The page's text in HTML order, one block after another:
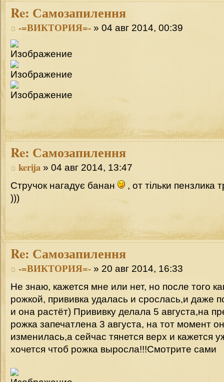
Re: Самозапилення
-=ВИКТОРИЯ=- » 04 авг 2014, 00:39
Re: Самозапилення
kerija » 04 авг 2014, 13:47
Стручок нагадує банан
, от тільки пензлика
)))
Re: Самозапилення
-=ВИКТОРИЯ=- » 20 авг 2014, 16:33
Не знаю, кажется мне или нет, но после того
рожкой, прививка удалась и срослась,и даже
и она растёт) Прививку делала 5 августа,на
рожка запечатлена 3 августа, на тот момент
изменилась,а сейчас тянется верх и кажется
хочется чтоб рожка выросла!!!Смотрите сами